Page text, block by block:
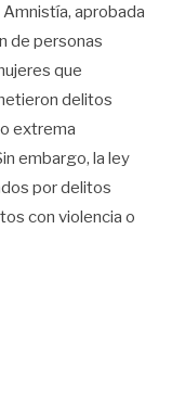
aprobada
de personas
que
delitos
extrema
embargo, la ley
por delitos
con violencia o